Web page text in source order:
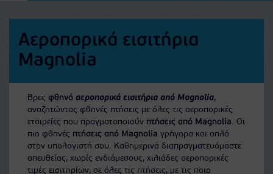
Αεροπορικά εισιτήρια
Magnolia
Βρες φθηνά αεροπορικά εισιτήρια από Magnolia,
αναζητώντας φθηνές πτήσεις με όλες τις αεροπορικές
εταιρείες που πραγματοποιούν πτήσεις από Magnolia. Οι
πιο φθηνές πτήσεις από Magnolia γρήγορα και απλά
στον υπολογιστή σου. Καθημερινά διαπραγματευόμαστε
απευθείας, χωρίς ενδιάμεσους, χιλιάδες αεροπορικές
τιμές εισιτηρίων, σε όλες τις πτήσεις, με τις ποιο